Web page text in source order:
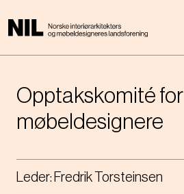
p
Opptakskomité for
møbeldesignere
Leder: Fredrik Torsteinsen